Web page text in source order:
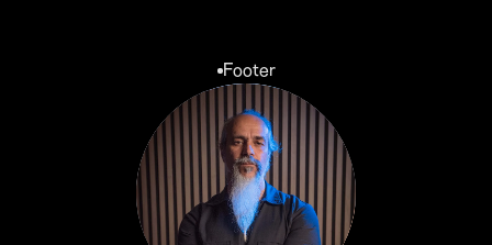
Footer